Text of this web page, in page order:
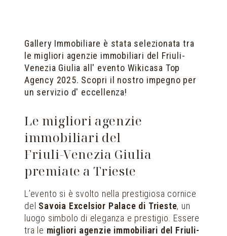
Gallery Immobiliare è stata selezionata tra
le migliori agenzie immobiliari del Friuli-
Venezia Giulia all' evento Wikicasa Top
Agency 2025. Scopri il nostro impegno per
un servizio d' eccellenza!
Le migliori agenzie
immobiliari del
Friuli-Venezia Giulia
premiate a Trieste
L’evento si è svolto nella prestigiosa cornice
del Savoia Excelsior Palace di Trieste, un
luogo simbolo di eleganza e prestigio. Essere
tra le migliori agenzie immobiliari del Friuli-